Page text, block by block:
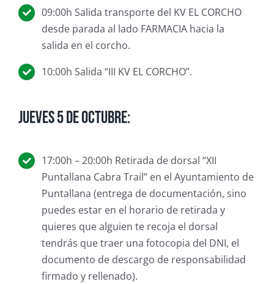
09:00h Salida transporte del KV EL CORCHO
desde parada al lado FARMACIA hacia la
salida en el corcho.
10:00h Salida “III KV EL CORCHO”.
Jueves 5 de octubre:
17:00h – 20:00h Retirada de dorsal “XII
Puntallana Cabra Trail” en el Ayuntamiento de
Puntallana (entrega de documentación, sino
puedes estar en el horario de retirada y
quieres que alguien te recoja el dorsal
tendrás que traer una fotocopia del DNI, el
documento de descargo de responsabilidad
firmado y rellenado).